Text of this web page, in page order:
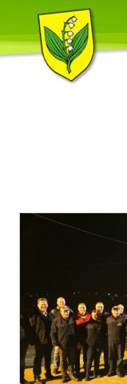
content